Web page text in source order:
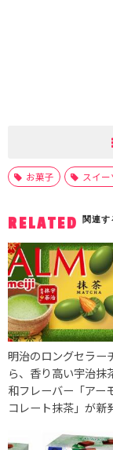
お菓子 スイー
RELATED 関連す
明治のロングセラー
ら、香り高い宇治抹
和フレーバー「アー
コレート抹茶」が新